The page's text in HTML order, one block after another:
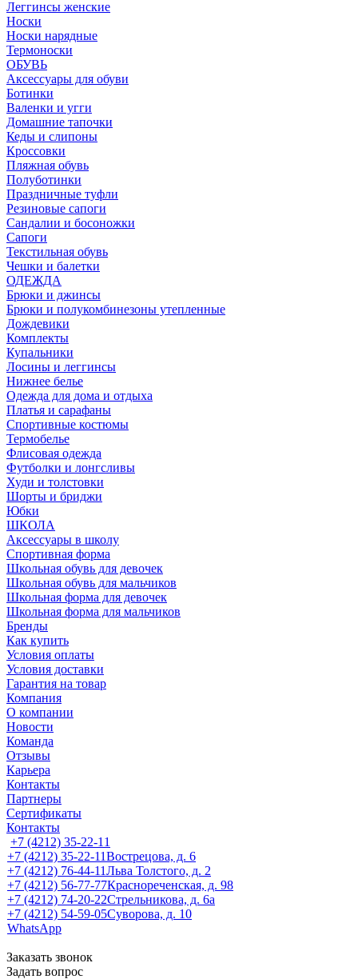
Леггинсы женские
Носки
Носки нарядные
Термоноски
ОБУВЬ
Аксессуары для обуви
Ботинки
Валенки и угги
Домашние тапочки
Кеды и слипоны
Кроссовки
Пляжная обувь
Полуботинки
Праздничные туфли
Резиновые сапоги
Сандалии и босоножки
Сапоги
Текстильная обувь
Чешки и балетки
ОДЕЖДА
Брюки и джинсы
Брюки и полукомбинезоны утепленные
Дождевики
Комплекты
Купальники
Лосины и леггинсы
Нижнее белье
Одежда для дома и отдыха
Платья и сарафаны
Спортивные костюмы
Термобелье
Флисовая одежда
Футболки и лонгсливы
Худи и толстовки
Шорты и бриджи
Юбки
ШКОЛА
Аксессуары в школу
Спортивная форма
Школьная обувь для девочек
Школьная обувь для мальчиков
Школьная форма для девочек
Школьная форма для мальчиков
Бренды
Как купить
Условия оплаты
Условия доставки
Гарантия на товар
Компания
О компании
Новости
Команда
Отзывы
Карьера
Контакты
Партнеры
Сертификаты
Контакты
+7 (4212) 35-22-11
+7 (4212) 35-22-11Вострецова, д. 6
+7 (4212) 76-44-11Льва Толстого, д. 2
+7 (4212) 56-77-77Краснореченская, д. 98
+7 (4212) 74-20-22Стрельникова, д. 6а
+7 (4212) 54-59-05Суворова, д. 10
WhatsApp
Заказать звонок
Задать вопрос